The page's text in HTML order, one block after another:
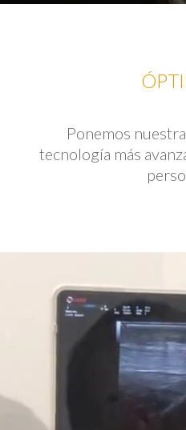
Ponemos
tecnología más